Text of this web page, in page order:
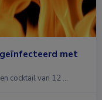
met
cocktail van 12 …